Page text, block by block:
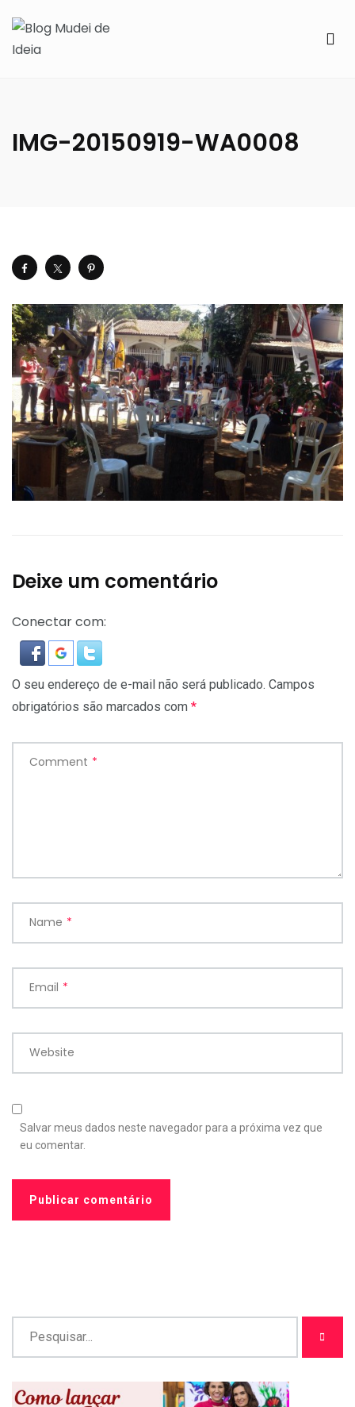
IMG-20150919-WA0008
Deixe um comentário
Conectar com:
O seu endereço de e-mail não será publicado. Campos
obrigatórios são marcados com *
Comment *
Name *
Email *
Website
Salvar meus dados neste navegador para a próxima vez que
eu comentar.